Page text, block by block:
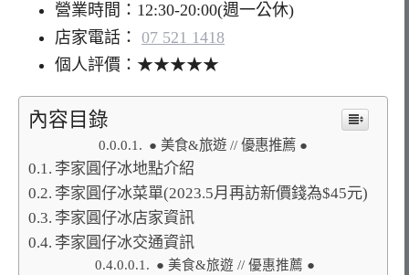
營業時間：12:30-20:00(週一公休)
店家電話： 07 521 1418
個人評價：★★★★★
內容目錄
● 美食&旅遊 // 優惠推薦 ●
李家圓仔冰地點介紹
李家圓仔冰菜單(2023.5月再訪新價錢為$45元)
李家圓仔冰店家資訊
李家圓仔冰交通資訊
● 美食&旅遊 // 優惠推薦 ●